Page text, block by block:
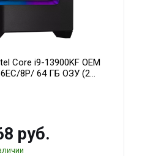
Core i9-13900KF OEM
8P/ 64 ГБ ОЗУ (2
OC 16GB GDDR7
руб.